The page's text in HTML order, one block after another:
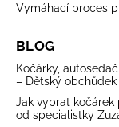
Vymáhací proces
BLOG
Kočárky,
– Dětský obchůdek
Jak vybrat kočárek
od specialistky